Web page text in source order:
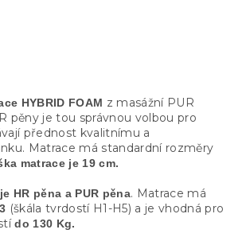
HYBRID FOAM z masážní PUR
pěny je tou správnou volbou pro
přednost kvalitnímu a
Matrace má standardní rozměry
matrace je 19 cm.
HR pěna a PUR pěna. Matrace má
(škála tvrdostí H1-H5) a je vhodná pro
do 130 Kg.